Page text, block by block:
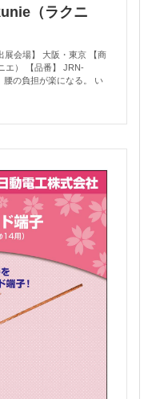
（ラクニ
展会場】 大阪・東京 【商
エ） 【品番】 JRN-
腰の負担が楽になる。 い